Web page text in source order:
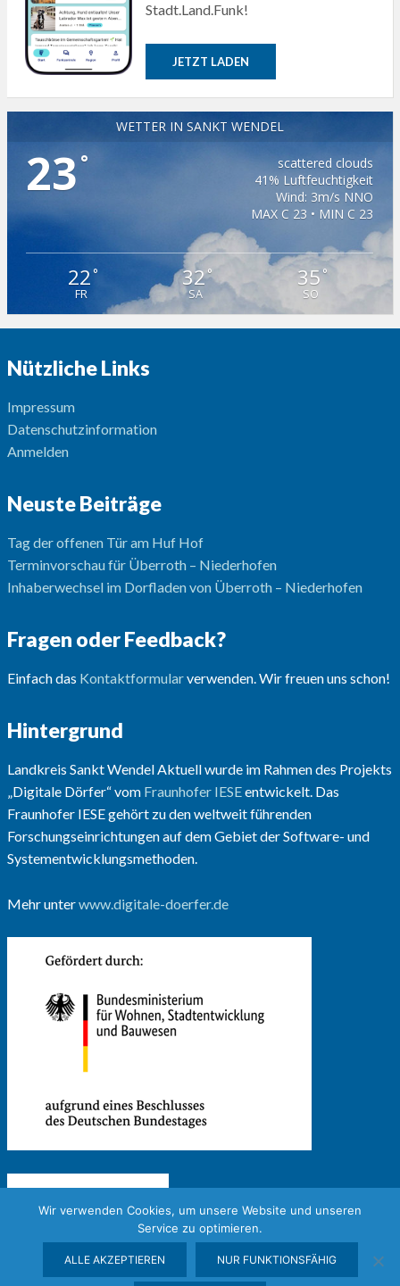
Stadt.Land.Funk!
JETZT LADEN
WETTER IN SANKT WENDEL
23 °
scattered clouds
41% Luftfeuchtigkeit
Wind: 3m/s NNO
MAX C 23 • MIN C 23
22°
FR
32°
SA
35°
SO
Nützliche Links
Impressum
Datenschutzinformation
Anmelden
Neuste Beiträge
Tag der offenen Tür am Huf Hof
Terminvorschau für Überroth – Niederhofen
Inhaberwechsel im Dorfladen von Überroth – Niederhofen
Fragen oder Feedback?
Einfach das Kontaktformularverwenden. Wir freuen uns schon!
Hintergrund
Landkreis Sankt Wendel Aktuell wurde im Rahmen des Projekts
„Digitale Dörfer“ vom Fraunhofer IESEentwickelt. Das
Fraunhofer IESE gehört zu den weltweit führenden
Forschungseinrichtungen auf dem Gebiet der Software- und
Systementwicklungsmethoden.
Mehr unterwww.digitale-doerfer.de
Wir verwenden Cookies, um unsere Website und unseren
Service zu optimieren.
ALLE AKZEPTIEREN NUR FUNKTIONSFÄHIG